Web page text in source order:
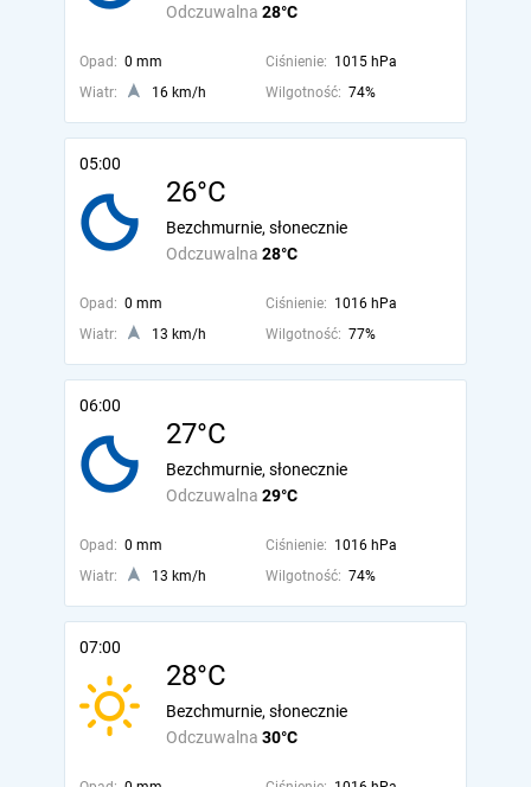
Odczuwalna 28°C
Opad: 0 mm Ciśnienie: 1015 hPa
Wiatr:
16 km/h Wilgotność: 74%
05:00
26°C
Odczuwalna 28°C
Bezchmurnie, słonecznie
Opad: 0 mm Ciśnienie: 1016 hPa
Wiatr:
13 km/h Wilgotność: 77%
06:00
27°C
Odczuwalna 29°C
Bezchmurnie, słonecznie
Opad: 0 mm Ciśnienie: 1016 hPa
Wiatr:
13 km/h Wilgotność: 74%
07:00
28°C
Odczuwalna 30°C
Bezchmurnie, słonecznie